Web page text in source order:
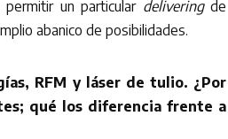
un particular deliveringde
abanico de posibilidades.
RFM y láser de tulio. ¿Por
qué los diferencia frente a